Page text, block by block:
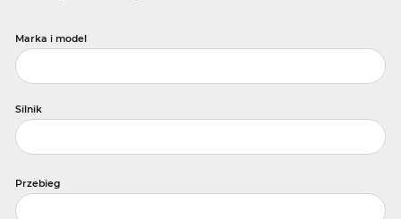
Marka i model
Silnik
Przebieg